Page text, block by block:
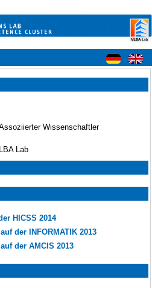
Wissenschaftler
Lab
HICSS 2014
der INFORMATIK 2013
der AMCIS 2013